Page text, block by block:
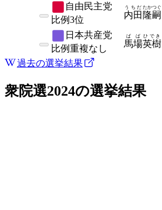
自由民主党
比例3位 内田
うちだ
隆嗣
たかつぐ
日本共産党
比例重複なし 馬場
ばば
英樹
ひでき
過去の選挙結果
衆院選2024の選挙結果